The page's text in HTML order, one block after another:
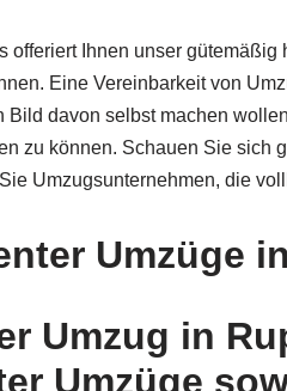
offeriert Ihnen unser
Eine Vereinbarkeit von
davon selbst machen
zu können. Schauen Sie
Umzugsunternehmen, die
Umzüge
Umzug in
Umzüge